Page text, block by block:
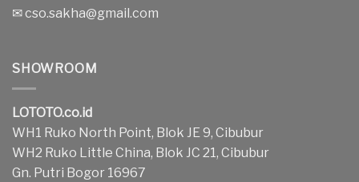
✉cso.sakha@gmail.com
SHOWROOM
LOTOTO.co.id
WH1 Ruko North Point, Blok JE 9, Cibubur
WH2 Ruko Little China, Blok JC 21, Cibubur
Gn. Putri Bogor 16967